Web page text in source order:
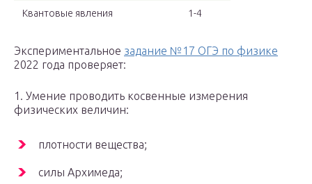
Квантовые явления 1-4
Экспериментальное задание №17 ОГЭ по физике
2022 года проверяет:
1. Умение проводить косвенные измерения
физических величин:
плотности вещества;
силы Архимеда;